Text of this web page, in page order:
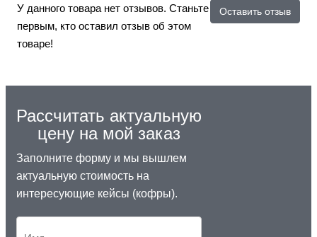
Оставить отзыв
У данного товара нет отзывов. Станьте
первым, кто оставил отзыв об этом
товаре!
Рассчитать актуальную
цену на мой заказ
Заполните форму и мы вышлем
актуальную стоимость на
интересующие кейсы (кофры).